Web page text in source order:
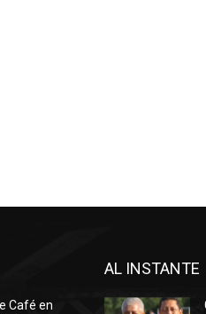
Café en
AL INSTANTE